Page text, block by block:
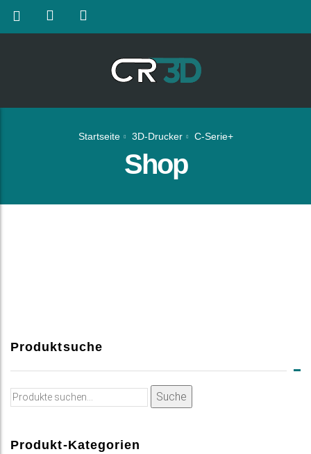
Startseite 3D-Drucker C-Serie+
Shop
Produktsuche
Suche
Suche
Produkt-Kategorien